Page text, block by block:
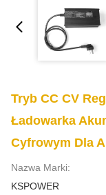
Tryb CC CV
Ładowarka
Cyfrowym Dla
Nazwa Marki:
KSPOWER